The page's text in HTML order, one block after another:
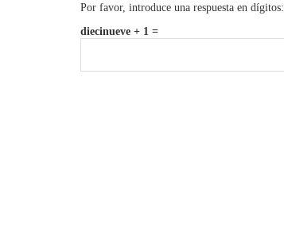
Por favor, introduce una respuesta en dígitos:
diecinueve + 1 =